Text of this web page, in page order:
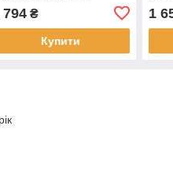
794₴
Купити
1